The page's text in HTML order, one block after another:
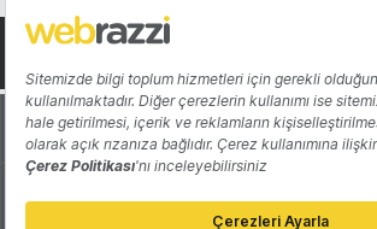
Hakkında
Katkıda Bulun